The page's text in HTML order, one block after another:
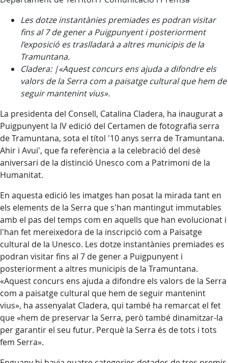
Les dotze instantànies premiades es podran visitar
fins al 7 de gener a Puigpunyent i posteriorment
l’exposició es traslladarà a altres municipis de la
Tramuntana.
Cladera: |«Aquest concurs ens ajuda a difondre els
valors de la Serra com a paisatge cultural que hem de
seguir mantenint vius».
La presidenta del Consell, Catalina Cladera, ha inaugurat a
Puigpunyent la IV edició del Certamen de fotografia serra
de Tramuntana, sota el títol '10 anys serra de Tramuntana.
Ahir i Avui', que fa referència a la celebració del desè
aniversari de la distinció Unesco com a Patrimoni de la
Humanitat.
En aquesta edició les imatges han posat la mirada tant en
els elements de la Serra que s'han mantingut immutables
amb el pas del temps com en aquells que han evolucionat i
l'han fet mereixedora de la inscripció com a Paisatge
cultural de la Unesco. Les dotze instantànies premiades es
podran visitar fins al 7 de gener a Puigpunyent i
posteriorment a altres municipis de la Tramuntana.
«Aquest concurs ens ajuda a difondre els valors de la Serra
com a paisatge cultural que hem de seguir mantenint
vius», ha assenyalat Cladera, qui també ha remarcat el fet
que «hem de preservar la Serra, però també dinamitzar-la
per garantir el seu futur. Perquè la Serra és de tots i tots
fem Serra».